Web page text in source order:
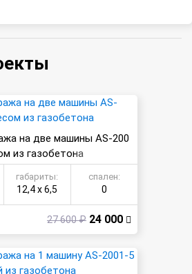
на две машины AS-200
из газобетона
габариты:
12,4 х 6,5
спален:
0
27 600 ₽ 24 000